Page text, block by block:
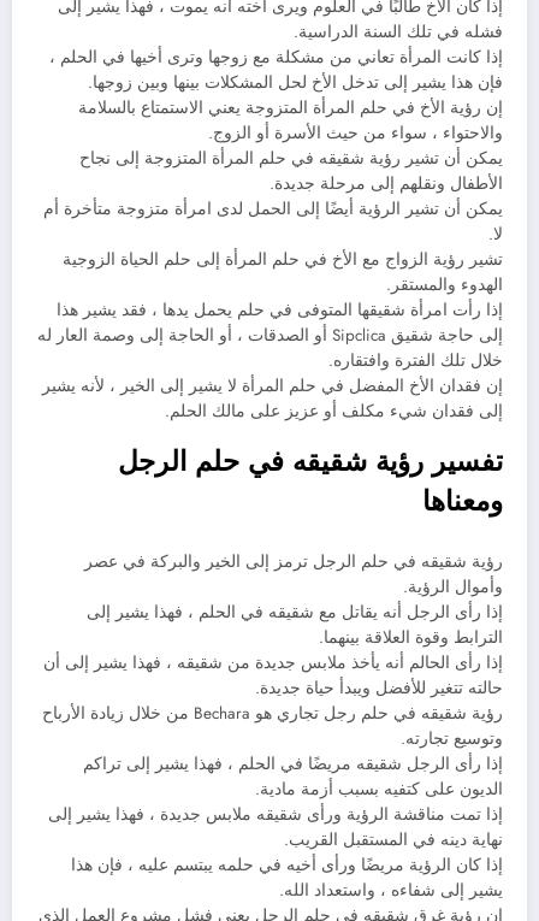
إذا كان الأخ طالبًا في العلوم ويرى أخته أنه يموت ، فهذا يشير إلى
فشله في تلك السنة الدراسية.
إذا كانت المرأة تعاني من مشكلة مع زوجها وترى أخيها في الحلم ،
فإن هذا يشير إلى تدخل الأخ لحل المشكلات بينها وبين زوجها.
إن رؤية الأخ في حلم المرأة المتزوجة يعني الاستمتاع بالسلامة
والاحتواء ، سواء من حيث الأسرة أو الزوج.
يمكن أن تشير رؤية شقيقه في حلم المرأة المتزوجة إلى نجاح
الأطفال ونقلهم إلى مرحلة جديدة.
يمكن أن تشير الرؤية أيضًا إلى الحمل لدى امرأة متزوجة متأخرة أم
لا.
تشير رؤية الزواج مع الأخ في حلم المرأة إلى حلم الحياة الزوجية
الهدوء والمستقر.
إذا رأت امرأة شقيقها المتوفى في حلم يحمل يدها ، فقد يشير هذا
إلى حاجة شقيق Sipclica أو الصدقات ، أو الحاجة إلى وصمة العار له
خلال تلك الفترة وافتقاره.
إن فقدان الأخ المفضل في حلم المرأة لا يشير إلى الخير ، لأنه يشير
إلى فقدان شيء مكلف أو عزيز على مالك الحلم.
تفسير رؤية شقيقه في حلم الرجل
ومعناها
رؤية شقيقه في حلم الرجل ترمز إلى الخير والبركة في عصر
وأموال الرؤية.
إذا رأى الرجل أنه يقاتل مع شقيقه في الحلم ، فهذا يشير إلى
الترابط وقوة العلاقة بينهما.
إذا رأى الحالم أنه يأخذ ملابس جديدة من شقيقه ، فهذا يشير إلى أن
حالته تتغير للأفضل ويبدأ حياة جديدة.
رؤية شقيقه في حلم رجل تجاري هو Bechara من خلال زيادة الأرباح
وتوسيع تجارته.
إذا رأى الرجل شقيقه مريضًا في الحلم ، فهذا يشير إلى تراكم
الديون على كتفيه بسبب أزمة مادية.
إذا تمت مناقشة الرؤية ورأى شقيقه ملابس جديدة ، فهذا يشير إلى
نهاية دينه في المستقبل القريب.
إذا كان الرؤية مريضًا ورأى أخيه في حلمه يبتسم عليه ، فإن هذا
يشير إلى شفاءه ، واستعداد الله.
إن رؤية غرق شقيقه في حلم الرجل يعني فشل مشروع العمل الذي